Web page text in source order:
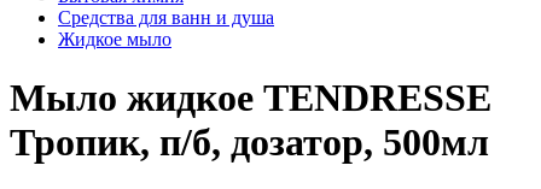
Средства для ванн и душа
Жидкое мыло
Мыло жидкое TENDRESSE
Тропик, п/б, дозатор, 500мл